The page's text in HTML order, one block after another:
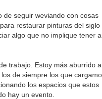
de seguir weviando con cosas
restaurar pinturas del siglo
algo que no implique tener
trabajo. Estoy más aburrido
de siempre los que
los espacios que estos
hay un evento.